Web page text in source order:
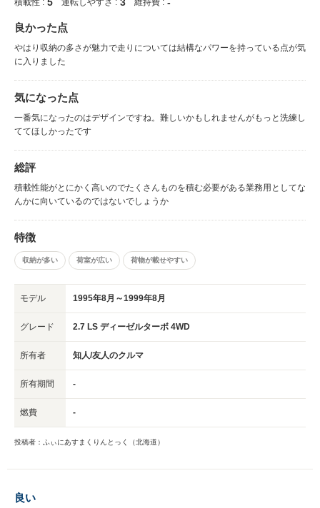
良かった点
やはり収納の多さが魅力で走りについては結構なパワーを持っている点が気
に入りました
気になった点
一番気になったのはデザインですね。難しいかもしれませんがもっと洗練し
ててほしかったです
総評
積載性能がとにかく高いのでたくさんものを積む必要がある業務用としてな
んかに向いているのではないでしょうか
特徴
収納が多い 荷室が広い 荷物が載せやすい
モデル 1995年8月～1999年8月
グレード 2.7 LS ディーゼルターボ 4WD
所有者 知人/友人のクルマ
所有期間 -
燃費 -
投稿者：ふぃにあすまくりんとっく（北海道）
良い